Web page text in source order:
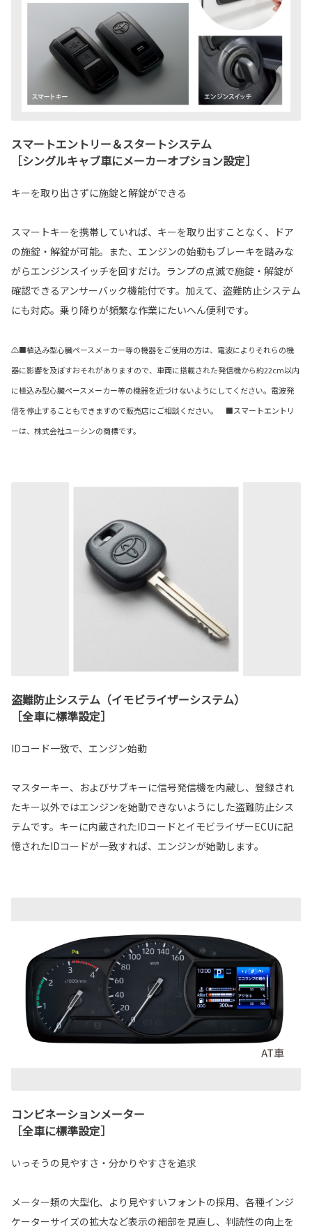
スマートエントリー＆スタートシステム
［シングルキャブ車にメーカーオプション設定］
キーを取り出さずに施錠と解錠ができる
スマートキーを携帯していれば、キーを取り出すことなく、ドア
の施錠・解錠が可能。また、エンジンの始動もブレーキを踏みな
がらエンジンスイッチを回すだけ。ランプの点滅で施錠・解錠が
確認できるアンサーバック機能付です。加えて、盗難防止システム
にも対応。乗り降りが頻繁な作業にたいへん便利です。
⚠■植込み型心臓ペースメーカー等の機器をご使用の方は、電波によりそれらの機
器に影響を及ぼすおそれがありますので、車両に搭載された発信機から約22cm以内
に植込み型心臓ペースメーカー等の機器を近づけないようにしてください。電波発
信を停止することもできますので販売店にご相談ください。 ■スマートエントリ
ーは、株式会社ユーシンの商標です。
盗難防止システム（イモビライザーシステム）
［全車に標準設定］
IDコード一致で、エンジン始動
マスターキー、およびサブキーに信号発信機を内蔵し、登録され
たキー以外ではエンジンを始動できないようにした盗難防止シス
テムです。キーに内蔵されたIDコードとイモビライザーECUに記
憶されたIDコードが一致すれば、エンジンが始動します。
コンビネーションメーター
［全車に標準設定］
いっそうの見やすさ・分かりやすさを追求
メーター類の大型化、より見やすいフォントの採用、各種インジ
ケーターサイズの拡大など表示の細部を見直し、判読性の向上を